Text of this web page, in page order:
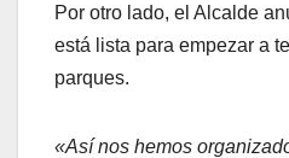
Por otro lado, el Alcalde
está lista para empezar a
parques.
«Así nos hemos